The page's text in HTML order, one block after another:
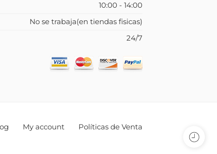
10:00 - 14:00
No se trabaja(en tiendas fisicas)
24/7
My account Políticas de Venta